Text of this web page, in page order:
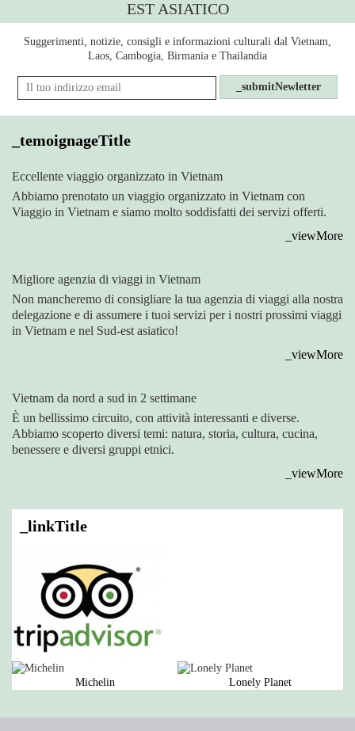
EST ASIATICO
Suggerimenti, notizie, consigli e informazioni culturali dal Vietnam,
Laos, Cambogia, Birmania e Thailandia
_submitNewletter
_temoignageTitle
Eccellente viaggio organizzato in Vietnam
Abbiamo prenotato un viaggio organizzato in Vietnam con
Viaggio in Vietnam e siamo molto soddisfatti dei servizi offerti.
_viewMore
Migliore agenzia di viaggi in Vietnam
Non mancheremo di consigliare la tua agenzia di viaggi alla nostra
delegazione e di assumere i tuoi servizi per i nostri prossimi viaggi
in Vietnam e nel Sud-est asiatico!
_viewMore
Vietnam da nord a sud in 2 settimane
È un bellissimo circuito, con attività interessanti e diverse.
Abbiamo scoperto diversi temi: natura, storia, cultura, cucina,
benessere e diversi gruppi etnici.
_viewMore
_linkTitle
Michelin Lonely Planet